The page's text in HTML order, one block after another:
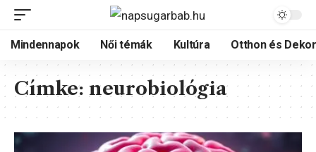
Mindennapok Női témák Kultúra Otthon és
Címke: neurobiológia